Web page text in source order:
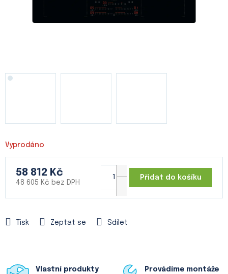
Tisk Zeptat se Sdílet
Vyprodáno
58 812 Kč
48 605 Kč bez DPH
Přidat do košíku
Vlastní produkty
Provádíme montáže